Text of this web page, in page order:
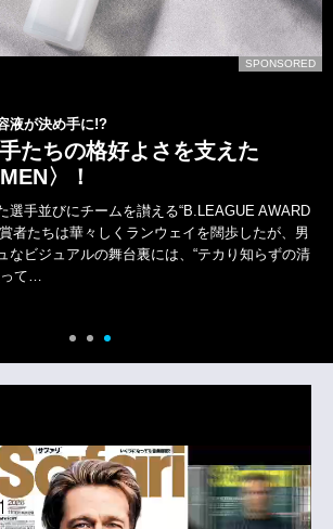
SPONSORED
液が決め手に!?
たちの格好よさを支えた
〉！
選手並びにチームを讃える“B.LEAGUE AWARD
者たちは華々しくランウェイを闊歩したが、男
なビジュアルの舞台裏には、“テカり知らずの清
って…